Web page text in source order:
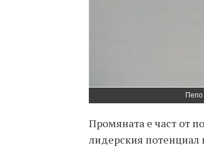
Пепо
Промяната е част от
лидерския потенциал